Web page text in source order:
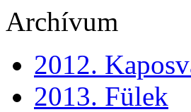
Archívum
2012.
2013. Fülek